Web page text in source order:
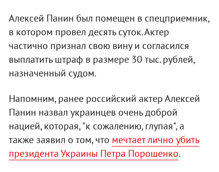
Алексей Панин был помещен в спецприемник,
в котором провел десять суток. Актер
частично признал свою вину и согласился
выплатить штраф в размере 30 тыс. рублей,
назначенный судом.
Напомним, ранее российский актер Алексей
Панин назвал украинцев очень доброй
нацией, которая, "к сожалению, глупая", а
также заявил о том, что мечтает лично убить
президента Украины Петра Порошенко.